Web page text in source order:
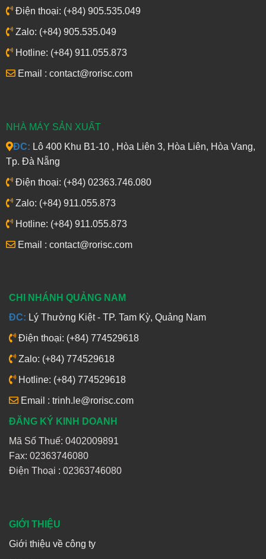
Điện thoại: (+84) 905.535.049
Zalo: (+84) 905.535.049
Hotline: (+84) 911.055.873
Email : contact@rorisc.com
NHÀ MÁY SẢN XUẤT
ĐC: Lô 400 Khu B1-10 , Hòa Liên 3, Hòa Liên, Hòa Vang,
Tp. Đà Nẵng
Điện thoại: (+84) 02363.746.080
Zalo: (+84) 911.055.873
Hotline: (+84) 911.055.873
Email : contact@rorisc.com
CHI NHÁNH QUẢNG NAM
ĐC: Lý Thường Kiệt - TP. Tam Kỳ, Quảng Nam
Điện thoại: (+84) 774529618
Zalo: (+84) 774529618
Hotline: (+84) 774529618
Email : trinh.le@rorisc.com
ĐĂNG KÝ KINH DOANH
Mã Số Thuế: 0402009891
Fax: 02363746080
Điện Thoại : 02363746080
GIỚI THIỆU
Giới thiệu về công ty